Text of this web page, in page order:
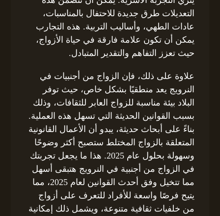
التعديلات طرق جديدة للاحتفال بالمناسبات،
عادات الطهي، وأساليب التربية. هذه التجارب
يمكن أن تكون علامة فارقة في حياة الأزواج،
حيث تعزز التفاهم والتقدير المتبادل.
علاوة على ذلك، فإن الزواج من أجنبيات في
النرويج يعد منطقيًا بشكل خاص، حيث توفر
البلاد بيئة مناسبة للزواج العابر للثقافات، وذلك
بسبب القوانين الحديثة التي تسهل هذه العملية.
بناءً على أبحاث حديثة، يبدو أن الأعمال القانونية
المتعلقة بالزواج المختلط ستصبح أكثر وضوحًا
وسهولة بحلول عام 2025. هذا ما يجعل تجربتك
في الزواج من أجنبية في النرويج هتبقى أسهل
مما تتخيل وفق أحدث القوانين لعام 2025، مما
يتيح فرصًا واسعة للأفراد للتعرف على أزواج
من خلفيات ثقافية متنوعة، ويشمل ذلك إمكانية